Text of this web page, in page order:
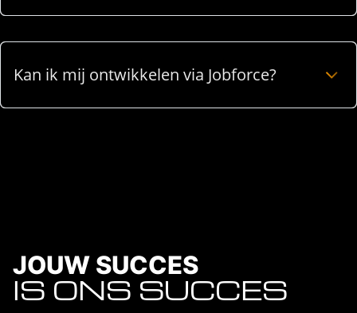
Kan ik mij ontwikkelen via Jobforce?
JOUW SUCCES
IS ONS SUCCES